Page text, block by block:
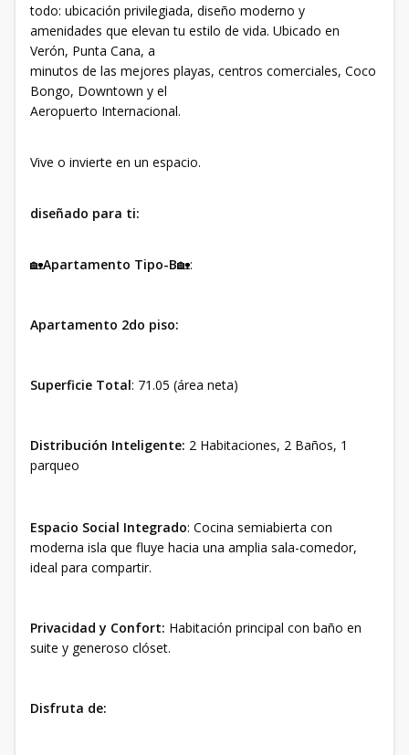
todo: ubicación privilegiada, diseño moderno y
amenidades que elevan tu estilo de vida. Ubicado en
Verón, Punta Cana, a
minutos de las mejores playas, centros comerciales, Coco
Bongo, Downtown y el
Aeropuerto Internacional.
Vive o invierte en un espacio.
diseñado para ti:
🏡Apartamento Tipo-B🏡:
Apartamento 2do piso:
Superficie Total: 71.05 (área neta)
Distribución Inteligente: 2 Habitaciones, 2 Baños, 1
parqueo
Espacio Social Integrado: Cocina semiabierta con
moderna isla que fluye hacia una amplia sala-comedor,
ideal para compartir.
Privacidad y Confort: Habitación principal con baño en
suite y generoso clóset.
Disfruta de: